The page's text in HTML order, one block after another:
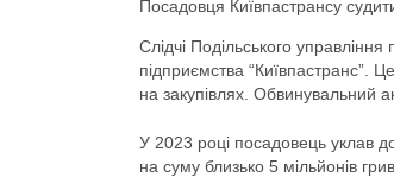
Посадовця Київпастрансу
Слідчі Подільського
підприємства “Київпастранс”.
на закупівлях. Обвинувальний
У 2023 році посадовець уклав
на суму близько 5 мільйонів